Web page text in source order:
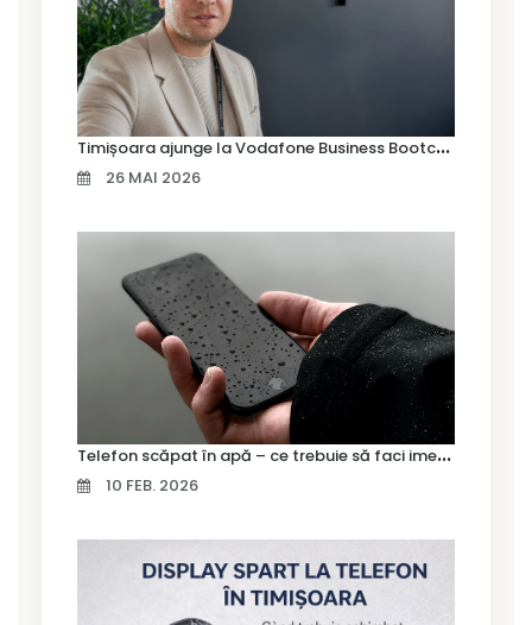
T
imișoara ajunge la Vodafone Business Bootcamp prin Marius Cermian de la Armour România
26 MAI 2026
T
elefon scăpat în apă – ce trebuie să faci imediat și ce greșeli să eviți
10 FEB. 2026